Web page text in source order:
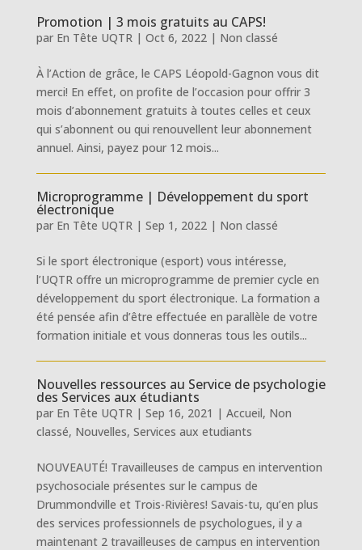
Promotion | 3 mois gratuits au CAPS!
par En Tête UQTR| Oct 6, 2022| Non classé
À l’Action de grâce, le CAPS Léopold-Gagnon vous dit
merci! En effet, on profite de l’occasion pour offrir 3
mois d’abonnement gratuits à toutes celles et ceux
qui s’abonnent ou qui renouvellent leur abonnement
annuel. Ainsi, payez pour 12 mois...
Microprogramme | Développement du sport
électronique
par En Tête UQTR| Sep 1, 2022| Non classé
Si le sport électronique (esport) vous intéresse,
l’UQTR offre un microprogramme de premier cycle en
développement du sport électronique. La formation a
été pensée afin d’être effectuée en parallèle de votre
formation initiale et vous donneras tous les outils...
Nouvelles ressources au Service de psychologie
des Services aux étudiants
par En Tête UQTR| Sep 16, 2021 | Accueil, Non
classé, Nouvelles, Services aux etudiants
NOUVEAUTÉ! Travailleuses de campus en intervention
psychosociale présentes sur le campus de
Drummondville et Trois-Rivières! Savais-tu, qu’en plus
des services professionnels de psychologues, il y a
maintenant 2 travailleuses de campus en intervention